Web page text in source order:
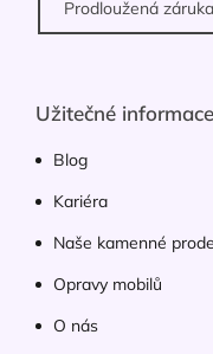
Prodloužená záruka
Užitečné informace
Blog
Kariéra
Naše kamenné
Opravy mobilů
O nás